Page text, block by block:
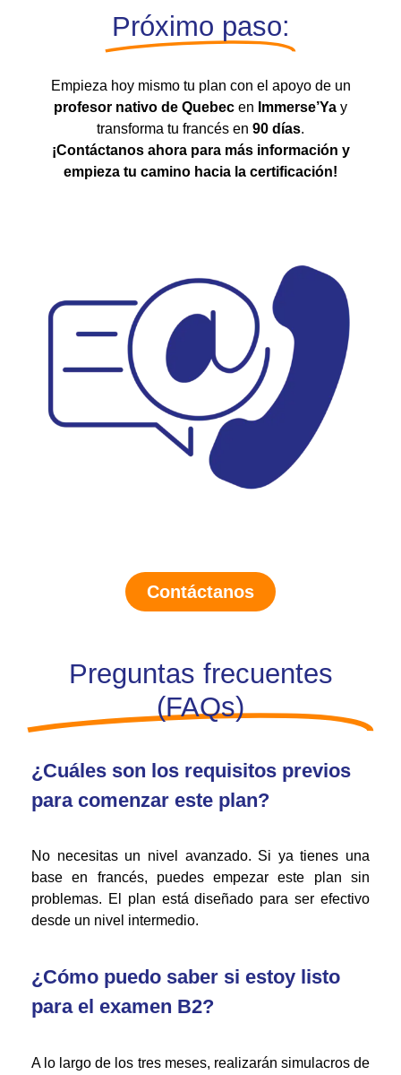
Próximo paso:
Empieza hoy mismo tu plan con el apoyo de un
profesor nativo de Quebec en Immerse’Ya y
transforma tu francés en 90 días.
¡Contáctanos ahora para más información y
empieza tu camino hacia la certificación!
Contáctanos
Preguntas frecuentes
(FAQs)
¿Cuáles son los requisitos previos
para comenzar este plan?
No necesitas un nivel avanzado. Si ya tienes una
base en francés, puedes empezar este plan sin
problemas. El plan está diseñado para ser efectivo
desde un nivel intermedio.
¿Cómo puedo saber si estoy listo
para el examen B2?
A lo largo de los tres meses, realizarán simulacros de